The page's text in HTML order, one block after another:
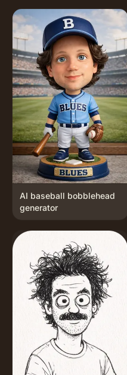
AI baseball bobblehead
generator